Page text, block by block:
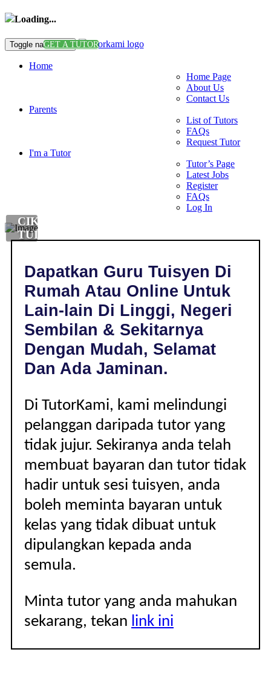
Loading...
Toggle navigationGET A TUTOR
Home
Home Page
About Us
Contact Us
Parents
List of Tutors
FAQs
Request Tutor
I'm a Tutor
Tutor’s Page
Latest Jobs
Register
FAQs
Log In
CIKGU
TUISYEN
NEGERI
SEMBILAN
LAIN-
LAIN
Dapatkan Guru Tuisyen Di
Rumah Atau Online Untuk
Lain-lain Di Linggi, Negeri
Sembilan & Sekitarnya
Dengan Mudah, Selamat
Dan Ada Jaminan.
Di TutorKami, kami melindungi
pelanggan daripada tutor yang
tidak jujur. Sekiranya anda telah
membuat bayaran dan tutor tidak
hadir untuk sesi tuisyen, anda
boleh meminta bayaran untuk
kelas yang tidak dibuat untuk
dipulangkan kepada anda
semula.
Minta tutor yang anda mahukan
sekarang, tekan link ini